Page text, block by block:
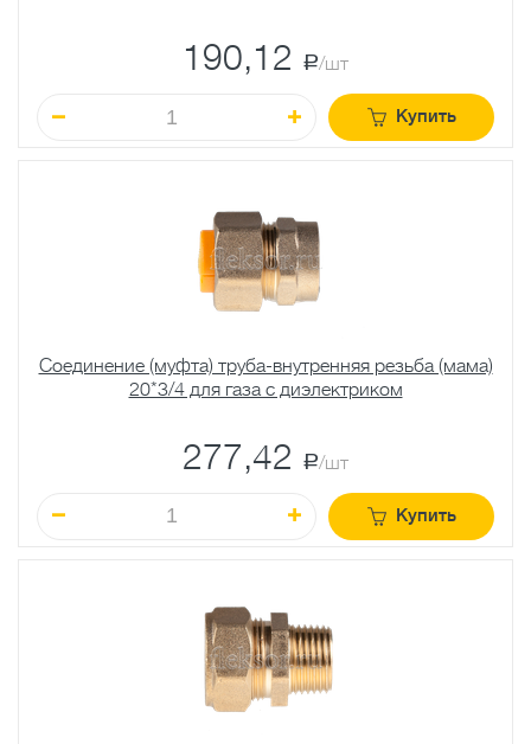
190,12 a/шт
Купить
Соединение (муфта) труба-внутренняя резьба (мама)
20*3/4 для газа с диэлектриком
277,42 a/шт
Купить